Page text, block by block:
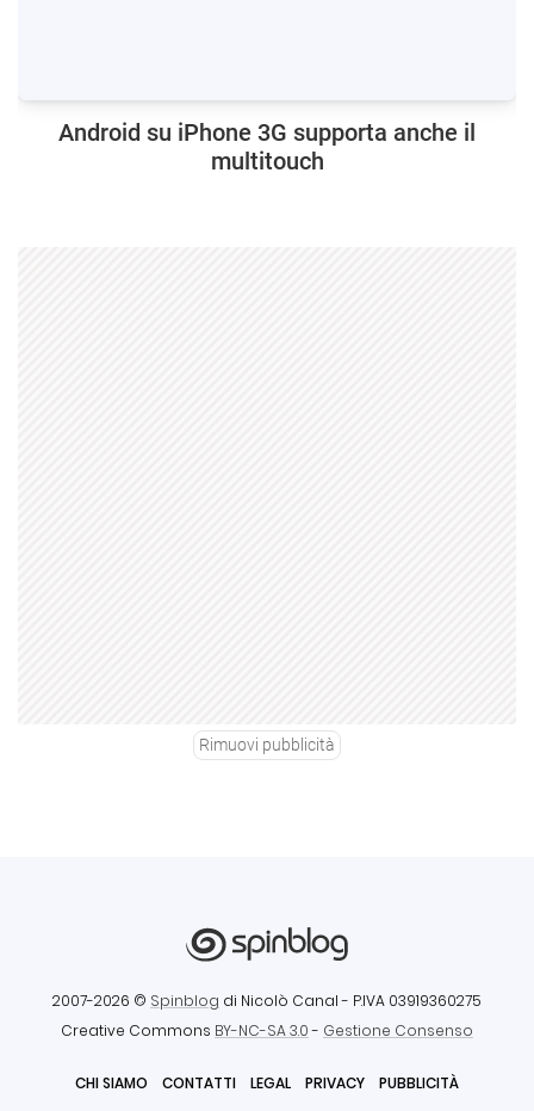
Android su iPhone 3G supporta anche il
multitouch
Rimuovi pubblicità
2007-2026 © Spinblog di Nicolò Canal - P.IVA 03919360275
Creative Commons BY-NC-SA 3.0- Gestione Consenso
CHI SIAMO CONTATTI LEGAL PRIVACY PUBBLICITÀ